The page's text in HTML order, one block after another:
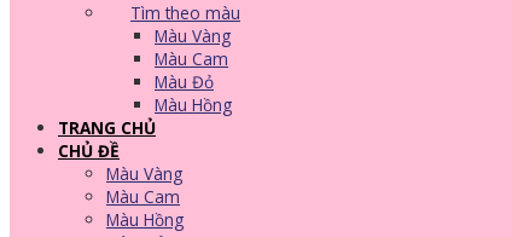
Tìm theo màu
Màu Vàng
Màu Cam
Màu Đỏ
Màu Hồng
TRANG CHỦ
CHỦ ĐỀ
Màu Vàng
Màu Cam
Màu Hồng